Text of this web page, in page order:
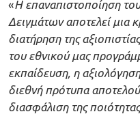
«Η επαναπιστοποίηση
Δειγμάτων αποτελεί μια
διατήρηση της
του εθνικού μας
εκπαίδευση, η
διεθνή πρότυπα
διασφάλιση της